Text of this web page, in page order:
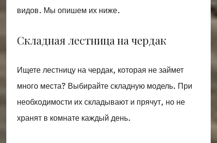
видов. Мы опишем их ниже.
Складная лестница на чердак
Ищете лестницу на чердак, которая не займет
много места? Выбирайте складную модель. При
необходимости их складывают и прячут, но не
хранят в комнате каждый день.